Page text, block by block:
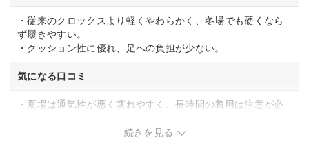
・従来のクロックスより軽くやわらかく、冬場でも硬くなら
ず履きやすい。
・クッション性に優れ、足への負担が少ない。
気になる口コミ
・夏場は通気性が悪く蒸れやすく、長時間の着用は注意が必
続きを見る